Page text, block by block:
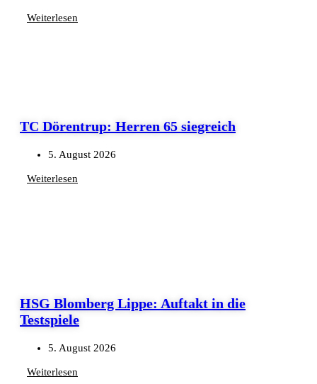
Weiterlesen
TC Dörentrup: Herren 65 siegreich
5. August 2026
Weiterlesen
HSG Blomberg Lippe: Auftakt in die
Testspiele
5. August 2026
Weiterlesen